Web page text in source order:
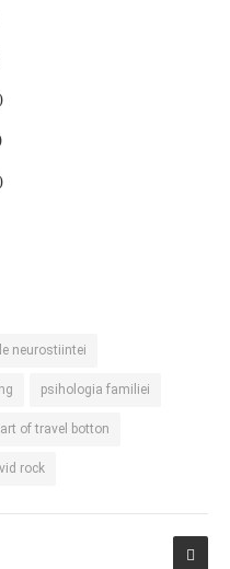
neurostiintei
psihologia familiei
of travel botton
rock